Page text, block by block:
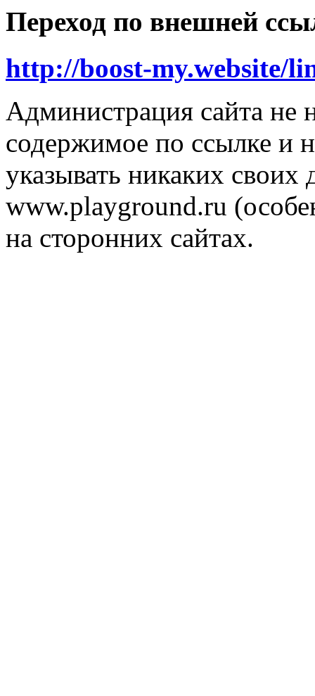
Переход по внешней
http://boost-my.website/
Администрация сайта не
содержимое по ссылке и
указывать никаких
www.playground.ru
на сторонних сайтах.